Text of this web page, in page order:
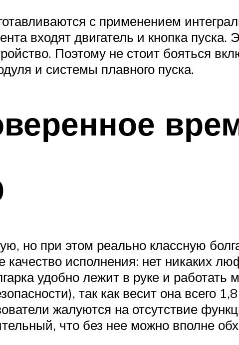
с применением
входят двигатель и кнопка
Поэтому не стоит бояться
и системы плавного пуска.
но при этом реально классную
исполнения: нет никаких
удобно лежит в руке и работать
так как весит она всего
жалуются на отсутствие
что без нее можно вполне